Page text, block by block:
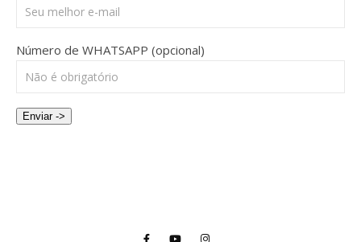
Número de WHATSAPP (opcional)
Enviar ->